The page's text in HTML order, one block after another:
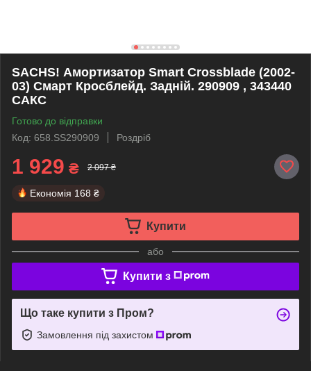
SACHS! Амортизатор Smart Crossblade (2002-
03) Смарт Кросблейд. Задній. 290909 , 343440
САКС
Готово до відправки
Код: 658.SS290909
Роздріб
1 929 ₴ 2 097 ₴
Економія 168 ₴
Купити
або
Купити з
Що таке купити з Пром?
Замовлення під захистом